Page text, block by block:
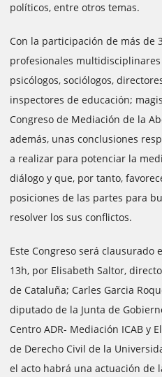
políticos, entre otros temas.
Con la participación de más de
profesionales multidisciplinares
psicólogos, sociólogos,
inspectores de educación;
Congreso de Mediación de la
además, unas conclusiones
a realizar para potenciar la
diálogo y que, por tanto,
posiciones de las partes para
resolver los sus conflictos.
Este Congreso será clausurado
13h, por Elisabeth Saltor,
de Cataluña; Carles Garcia
diputado de la Junta de
Centro ADR- Mediación ICAB y
de Derecho Civil de la
el acto habrá una actuación de